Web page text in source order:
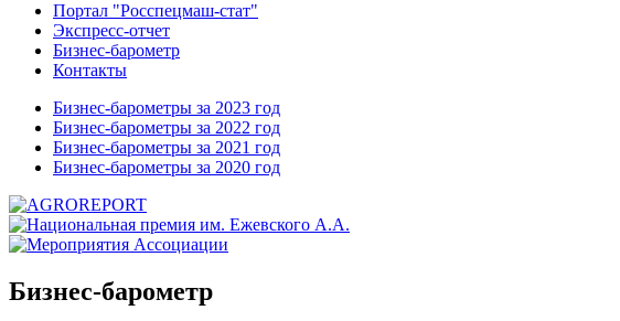
Портал "Росспецмаш-стат"
Экспресс-отчет
Бизнес-барометр
Контакты
Бизнес-барометры за 2023 год
Бизнес-барометры за 2022 год
Бизнес-барометры за 2021 год
Бизнес-барометры за 2020 год
Бизнес-барометр